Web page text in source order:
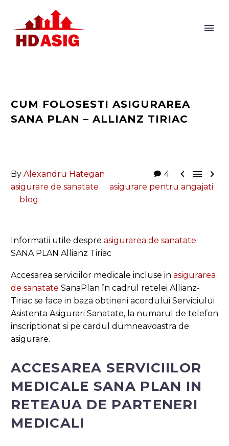
CUM FOLOSESTI ASIGURAREA
SANA PLAN – ALLIANZ TIRIAC
4   
By Alexandru Hategan
asigurare de sanatate
asigurare pentru angajati
blog
Informatii utile despre asigurarea de sanatate
SANA PLAN Allianz Tiriac
Accesarea serviciilor medicale incluse in asigurarea
de sanatate SanaPlan în cadrul retelei Allianz-
Tiriac se face in baza obtinerii acordului Serviciului
Asistenta Asigurari Sanatate, la numarul de telefon
inscriptionat si pe cardul dumneavoastra de
asigurare.
ACCESAREA SERVICIILOR
MEDICALE SANA PLAN IN
RETEAUA DE PARTENERI
MEDICALI